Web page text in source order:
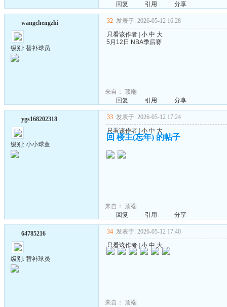
回复
引用 分享
wangchengzhi
级别: 替补球员
32 发表于: 2026-05-12 16:28
只看该作者 小 中 大
5月12日 NBA季后赛
来自： 顶端
回复
引用 分享
ygs168202318
级别: 小小球童
33 发表于: 2026-05-12 17:24
只看该作者| 小 中 大
回 楼主(忘年) 的帖子
来自： 顶端
回复
引用 分享
64785216
级别: 替补球员
34 发表于: 2026-05-12 17:40
只看该作者 |小 中 大
来自： 顶端